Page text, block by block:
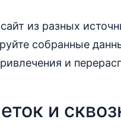
из разных
собранные
и
и